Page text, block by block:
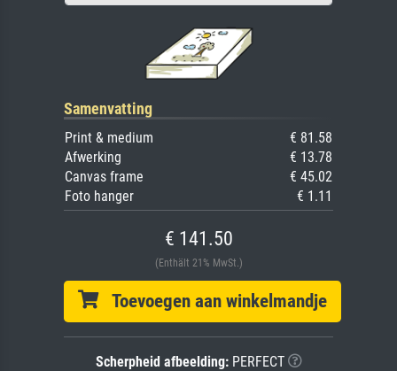
Samenvatting
Print & medium
€ 81.58
Afwerking
€ 13.78
Canvas frame
€ 45.02
Foto hanger
€ 1.11
€ 141.50
(Enthält 21% MwSt.)
Toevoegen aan winkelmandje
Scherpheid afbeelding:PERFECT